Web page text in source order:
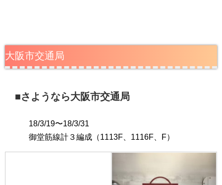
大阪市交通局
■さようなら大阪市交通局
18/3/19〜18/3/31
御堂筋線計３編成（1113F、1116F、F）